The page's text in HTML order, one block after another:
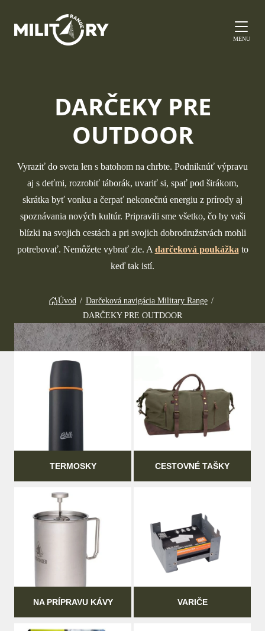
MENU
DARČEKY PRE
OUTDOOR
Vyraziť do sveta len s batohom na chrbte. Podniknúť výpravu
aj s deťmi, rozrobiť táborák, uvariť si, spať pod širákom,
skrátka byť vonku a čerpať nekonečnú energiu z prírody aj
spoznávania nových kultúr. Pripravili sme všetko, čo by vaši
blízki na svojich cestách a pri svojich dobrodružstvách mohli
potrebovať. Nemôžete vybrať zle. A darčeková poukážka to
keď tak istí.
Úvod / Darčeková navigácia Military Range /
DARČEKY PRE OUTDOOR
TERMOSKY CESTOVNÉ TAŠKY
NA PRÍPRAVU KÁVY VARIČE